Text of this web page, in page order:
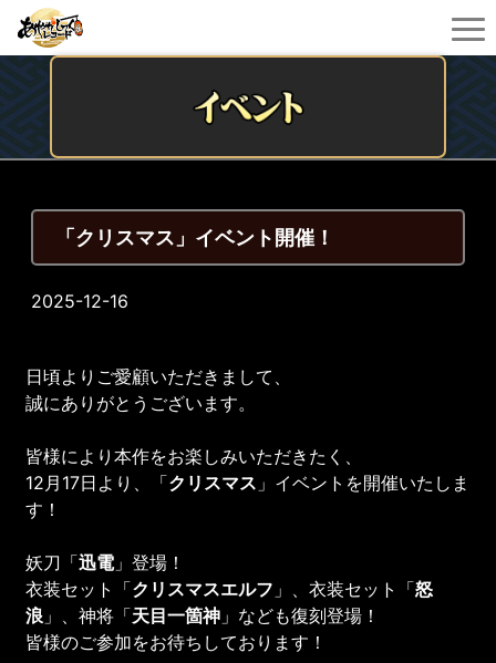
「クリスマス」イベント開催！
2025-12-16
日頃よりご愛顧いただきまして、
誠にありがとうございます。
皆様により本作をお楽しみいただきたく、
12月17日より、「クリスマス 」イベントを開催いたしま
す！
妖刀「迅電」登場！
衣装セット「クリスマスエルフ 」、衣装セット「怒
浪 」、神将「天目一箇神 」なども復刻登場！
皆様のご参加をお待ちしております！